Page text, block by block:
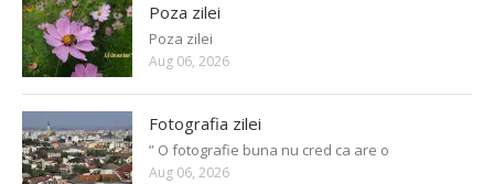
Poza zilei
Poza zilei
Aug 06, 2026
Fotografia zilei
” O fotografie buna nu cred ca are o
Aug 06, 2026